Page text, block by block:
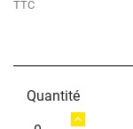
TTC
Quantité